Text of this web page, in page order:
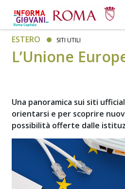
ESTERO SITI UTILI
L’Unione
Una panoramica sui siti
orientarsi e per scoprire
possibilità offerte dalle